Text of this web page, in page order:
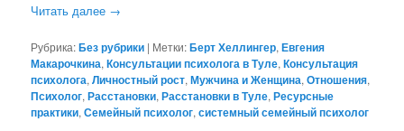
Читать далее →
Рубрика:Без рубрики | Метки:Берт Хеллингер,Евгения
Макарочкина,Консультации психолога в Туле,Консультация
психолога,Личностный рост,Мужчина и Женщина,Отношения,
Психолог,Расстановки,Расстановки в Туле,Ресурсные
практики,Семейный психолог,системный семейный психолог